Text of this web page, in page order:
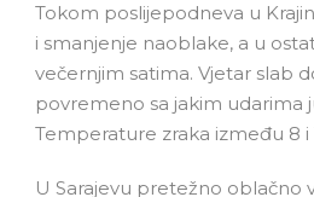
Tokom poslijepodneva u
i smanjenje naoblake, a u
večernjim satima. Vjetar slab
povremeno sa jakim udarima
Temperature zraka između 8 i
U Sarajevu pretežno oblačno